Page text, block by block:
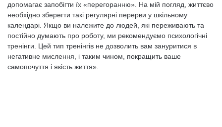
допомагає запобігти їх «перегоранню». На мій погляд, життєво
необхідно зберегти такі регулярні перерви у шкільному
календарі. Якщо ви належите до людей, які переживають та
постійно думають про роботу, ми рекомендуємо психологічні
тренінги. Цей тип тренінгів не дозволить вам зануритися в
негативне мислення, і таким чином, покращить ваше
самопочуття і якість життя».